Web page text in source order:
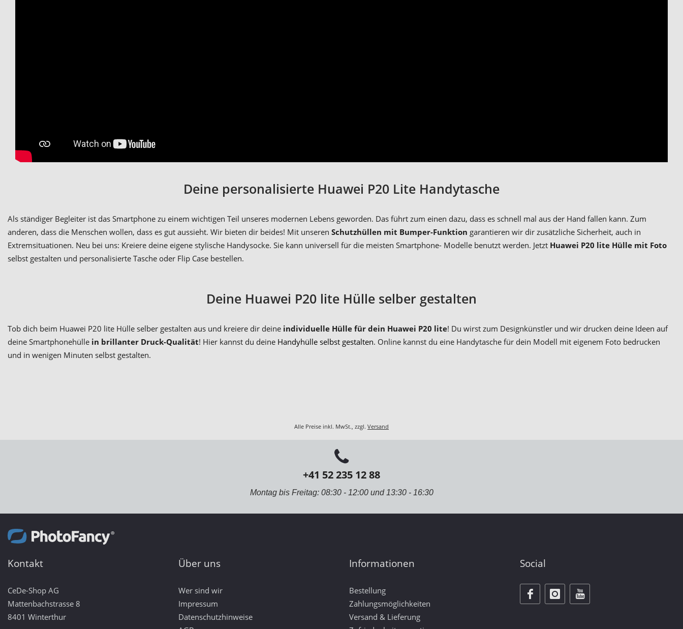
Deine personalisierte Huawei P20 Lite Handytasche
Als ständiger Begleiter ist das Smartphone zu einem wichtigen Teil unseres modernen Lebens geworden. Das führt zum einen dazu, dass es schnell mal aus der Hand fallen kann. Zum
anderen, dass die Menschen wollen, dass es gut aussieht. Wir bieten dir beides! Mit unseren Schutzhüllen mit Bumper-Funktion garantieren wir dir zusätzliche Sicherheit, auch in
Extremsituationen. Neu bei uns: Kreiere deine eigene stylische Handysocke. Sie kann universell für die meisten Smartphone- Modelle benutzt werden. Jetzt Huawei P20 lite Hülle mit Foto
selbst gestalten und personalisierte Tasche oder Flip Case bestellen.
Deine Huawei P20 lite Hülle selber gestalten
Tob dich beim Huawei P20 lite Hülle selber gestalten aus und kreiere dir deine individuelle Hülle für dein Huawei P20 lite! Du wirst zum Designkünstler und wir drucken deine Ideen auf
deine Smartphonehülle in brillanter Druck-Qualität! Hier kannst du deine Handyhülle selbst gestalten. Online kannst du eine Handytasche für dein Modell mit eigenem Foto bedrucken
und in wenigen Minuten selbst gestalten.
Alle Preise inkl. MwSt., zzgl. Versand
+41 52 235 12 88
Montag bis Freitag: 08:30 - 12:00 und 13:30 - 16:30
Kontakt
CeDe-Shop AG
Mattenbachstrasse 8
8401 Winterthur
Über uns
Wer sind wir
Impressum
Datenschutzhinweise
Informationen
Bestellung
Zahlungsmöglichkeiten
Versand & Lieferung
Social